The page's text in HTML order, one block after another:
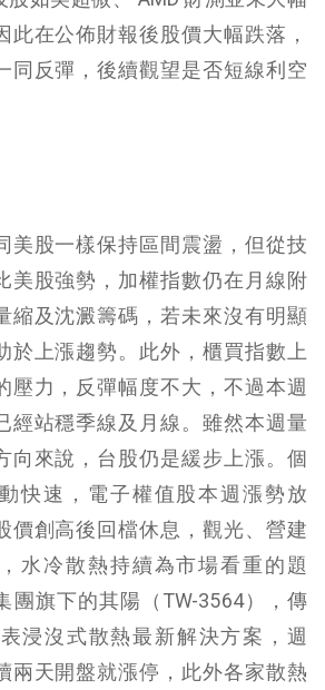
此在公佈財報後股價大幅跌落，
同反彈，後續觀望是否短線利空
美股一樣保持區間震盪，但從技
美股強勢，加權指數仍在月線附
縮及沈澱籌碼，若未來沒有明顯
於上漲趨勢。此外，櫃買指數上
壓力，反彈幅度不大，不過本週
經站穩季線及月線。雖然本週量
向來說，台股仍是緩步上漲。個
快速，電子權值股本週漲勢放
價創高後回檔休息，觀光、營建
水冷散熱持續為市場看重的題
團旗下的其陽（TW-3564），傳
浸沒式散熱最新解決方案，週
兩天開盤就漲停，此外各家散熱